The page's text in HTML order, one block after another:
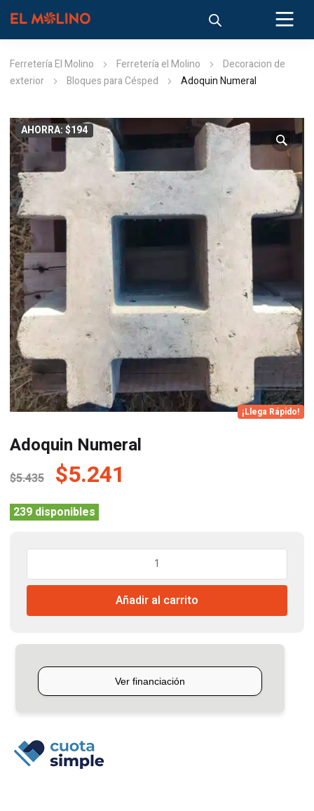
Ferretería El Molino Ferretería el Molino
Decoracion de
exterior
Bloques para Césped Adoquin Numeral
AHORRA: $194
¡Llega Rápido!
Adoquin Numeral
$5.435 El
precio
original
era:
$5.241
es:
$5.241.
239 disponibles
Adoquin
cantidad
Añadir al carrito